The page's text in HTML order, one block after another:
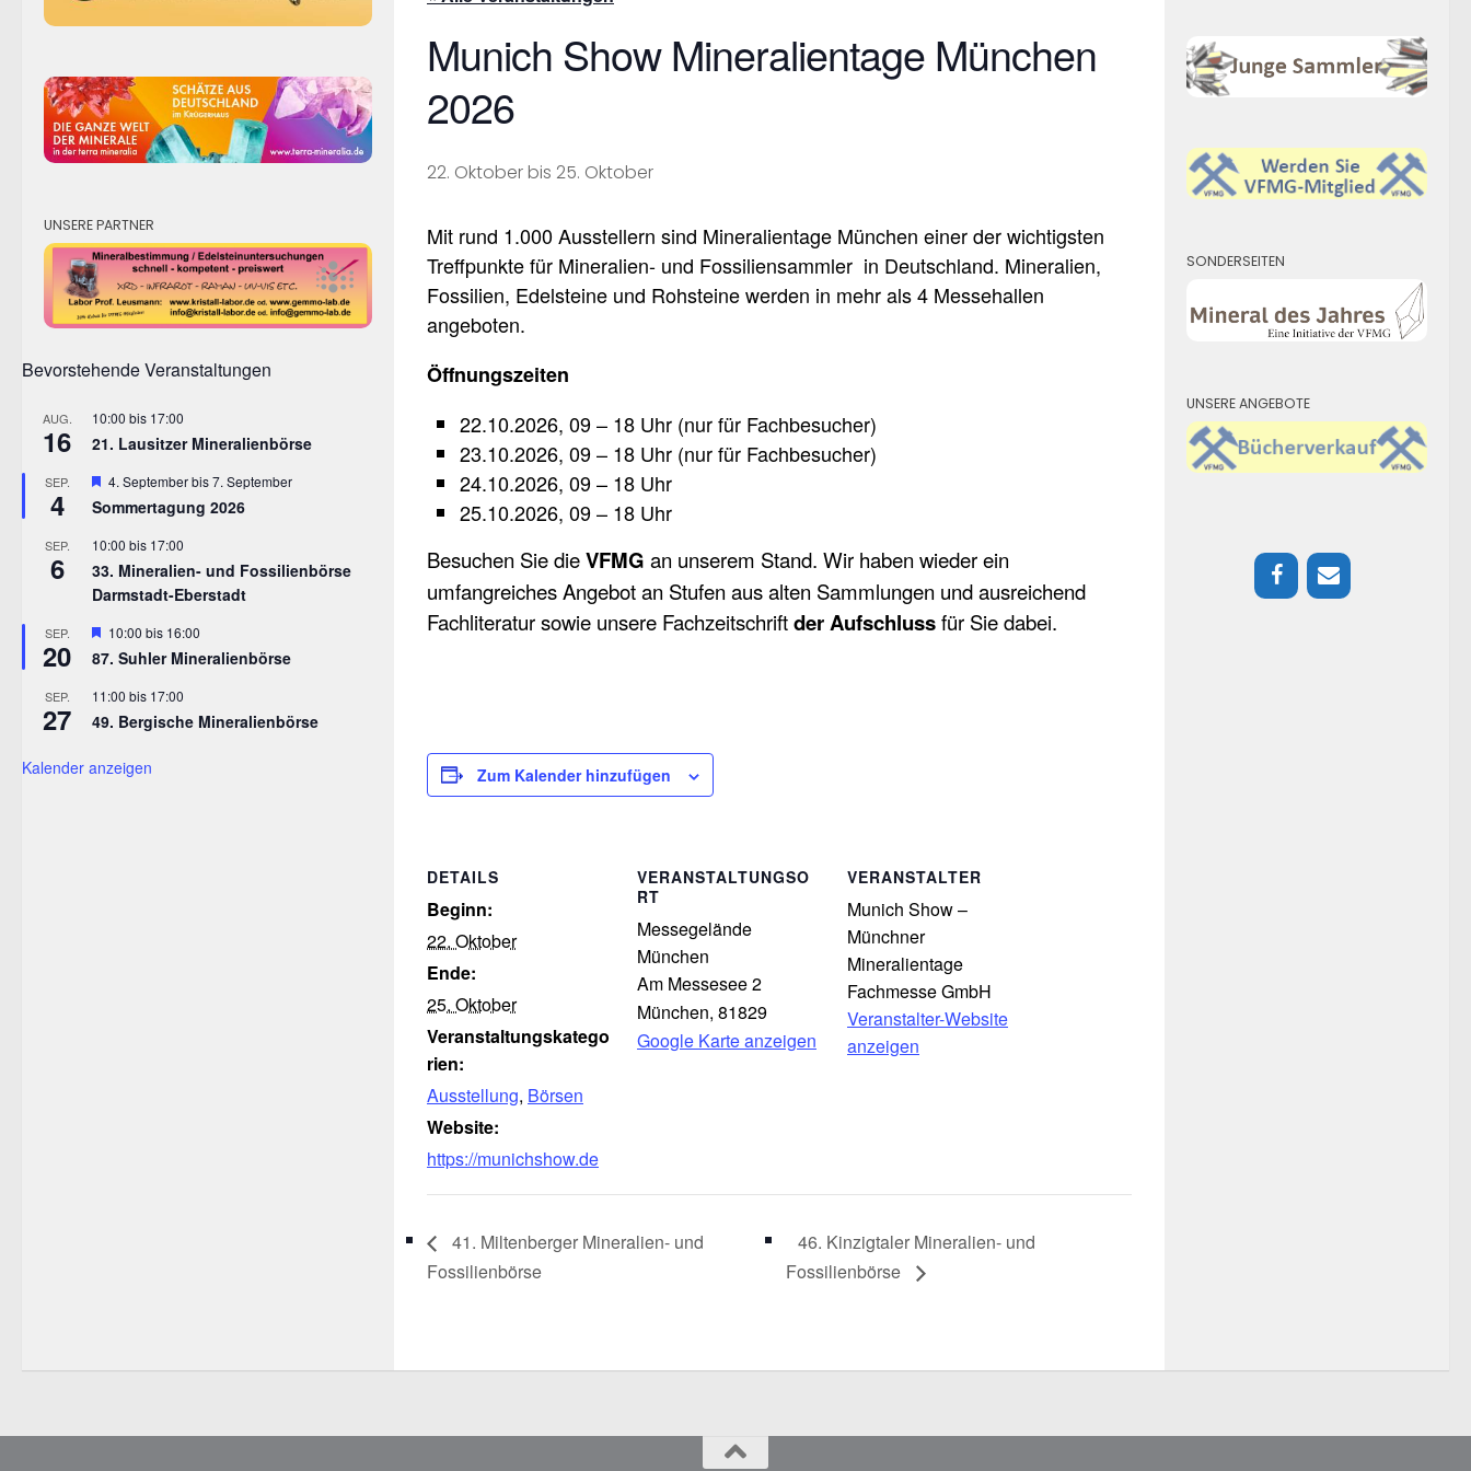
Munich Show Mineralientage München
2026
22. Oktoberbis 25. Oktober
Mit rund 1.000 Ausstellern sind Mineralientage München einer der wichtigsten
Treffpunkte für Mineralien- und Fossiliensammler in Deutschland. Mineralien,
Fossilien, Edelsteine und Rohsteine werden in mehr als 4 Messehallen
angeboten.
Öffnungszeiten
22.10.2026, 09 – 18 Uhr (nur für Fachbesucher)
23.10.2026, 09 – 18 Uhr (nur für Fachbesucher)
24.10.2026, 09 – 18 Uhr
25.10.2026, 09 – 18 Uhr
Besuchen Sie dieVFMG an unserem Stand. Wir haben wieder ein
umfangreiches Angebot an Stufen aus alten Sammlungen und ausreichend
Fachliteratur sowie unsere Fachzeitschriftder Aufschlussfür Sie dabei.
Zum Kalender hinzufügen
DETAILS
Beginn:
22. Oktober
Ende:
25. Oktober
Veranstaltungskatego
rien:
Ausstellung, Börsen
Website:
https://munichshow.de
VERANSTALTUNGSO
RT
Messegelände
München
Am Messesee 2
München, 81829
Google Karte anzeigen
VERANSTALTER
Munich Show –
Münchner
Mineralientage
Fachmesse GmbH
Veranstalter-Website
anzeigen
41. Miltenberger Mineralien- und
Fossilienbörse
46. Kinzigtaler Mineralien- und
Fossilienbörse
UNSERE PARTNER
Bevorstehende Veranstaltungen
AUG.
16
10:00 bis 17:00
21. Lausitzer Mineralienbörse
SEP.
4
Hervorgehoben
4. Septemberbis7. September
Sommertagung 2026
SEP.
6
10:00 bis 17:00
33. Mineralien- und Fossilienbörse
Darmstadt-Eberstadt
SEP.
20
Hervorgehoben
10:00 bis 16:00
87. Suhler Mineralienbörse
SEP.
27
11:00 bis 17:00
49. Bergische Mineralienbörse
Kalender anzeigen
SONDERSEITEN
UNSERE ANGEBOTE